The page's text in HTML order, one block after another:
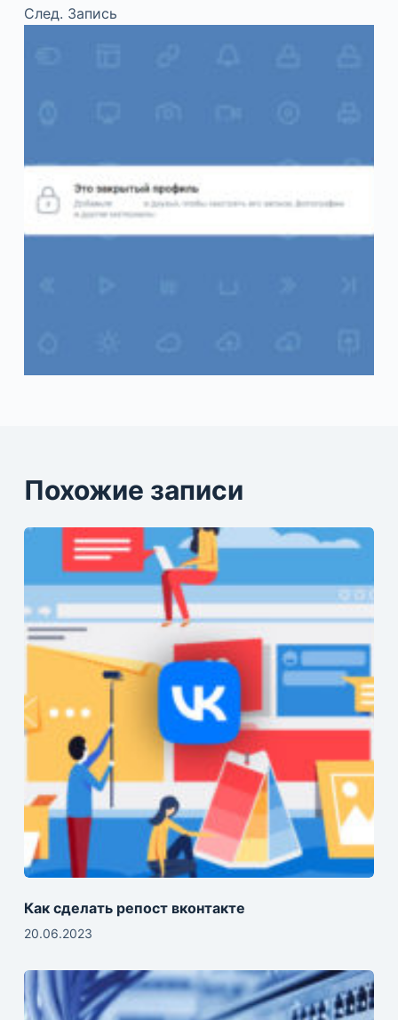
След. Запись
Похожие записи
Как сделать репост вконтакте
20.06.2023